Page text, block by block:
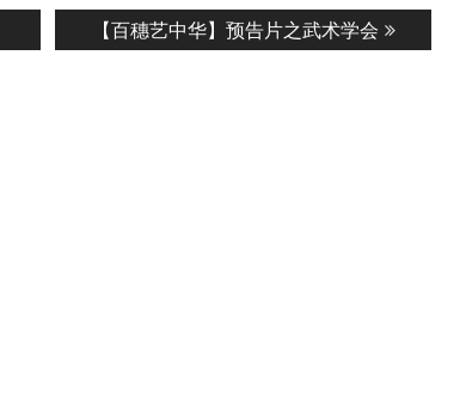
Next
post:
【百穗艺中华】预告片之武术学会